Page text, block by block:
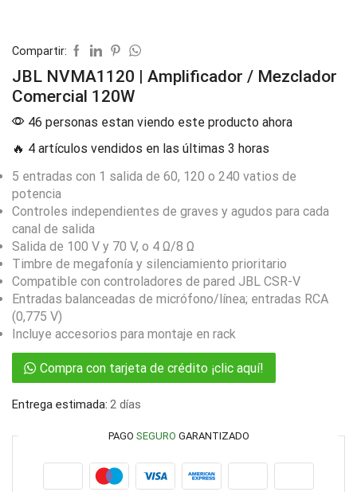
Compartir:
JBL NVMA1120 | Amplificador / Mezclador
Comercial 120W
46 personas estan viendo este producto ahora
🔥 4 artículos vendidos en las últimas 3 horas
5 entradas con 1 salida de 60, 120 o 240 vatios de
potencia
Controles independientes de graves y agudos para cada
canal de salida
Salida de 100 V y 70 V, o 4 Ω/8 Ω
Timbre de megafonía y silenciamiento prioritario
Compatible con controladores de pared JBL CSR-V
Entradas balanceadas de micrófono/línea; entradas RCA
(0,775 V)
Incluye accesorios para montaje en rack
Compra con tarjeta de crédito ¡clic aquí!
Entrega estimada: 2 días
PAGO SEGURO GARANTIZADO